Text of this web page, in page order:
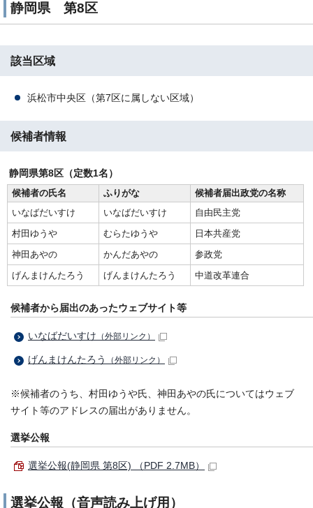
静岡県 第8区
該当区域
浜松市中央区（第7区に属しない区域）
候補者情報
静岡県第8区（定数1名）
候補者の氏名
ふりがな
候補者届出政党の名称
いなばだいすけ
いなばだいすけ
自由民主党
村田ゆうや
むらたゆうや
日本共産党
神田あやの
かんだあやの
参政党
げんまけんたろう
げんまけんたろう 中道改革連合
候補者から届出のあったウェブサイト等
いなばだいすけ （外部リンク）
げんまけんたろう （外部リンク）
※候補者のうち、村田ゆうや氏、神田あやの氏についてはウェブ
サイト等のアドレスの届出がありません。
選挙公報
選挙公報(静岡県 第8区) （PDF 2.7MB）
選挙公報（音声読み上げ用）